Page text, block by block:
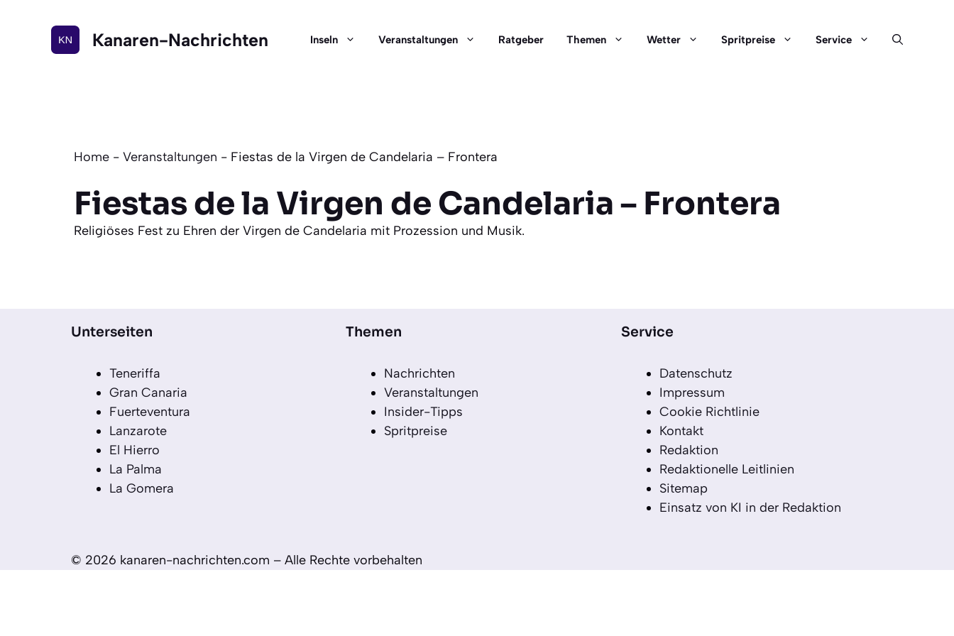
Kanaren-Nachrichten Inseln Veranstaltungen Ratgeber Themen Wetter Spritpreise Service
Home - Veranstaltungen - Fiestas de la Virgen de Candelaria – Frontera
Fiestas de la Virgen de Candelaria – Frontera
Religiöses Fest zu Ehren der Virgen de Candelaria mit Prozession und Musik.
Unterseiten
Teneriffa
Gran Canaria
Fuerteventura
Lanzarote
El Hierro
La Palma
La Gomera
Themen
Nachrichten
Veranstaltungen
Insider-Tipps
Spritpreise
Service
Datenschutz
Impressum
Cookie Richtlinie
Kontakt
Redaktion
Redaktionelle Leitlinien
Sitemap
Einsatz von KI in der Redaktion
© 2026 kanaren-nachrichten.com – Alle Rechte vorbehalten